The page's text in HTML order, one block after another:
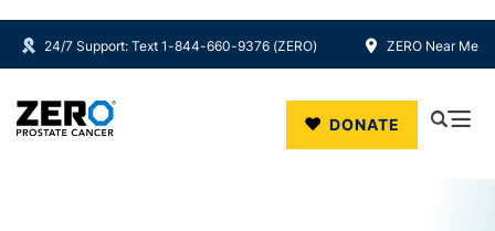
Skip to main content
24/7 Support: Text 1-844-660-9376 (ZERO) ZERO Near Me
DONATE